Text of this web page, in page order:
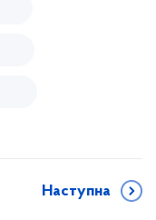
Наступна